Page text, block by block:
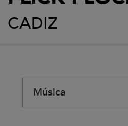
CADIZ
Música